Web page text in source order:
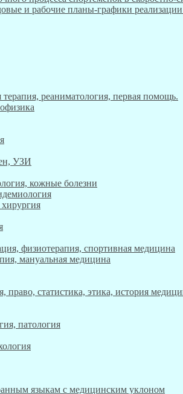
и рабочие планы-графики
реаниматология, первая помощь.
УЗИ
кожные болезни
физиотерапия, спортивная медицина
мануальная медицина
право, статистика, этика, история
патология
языкам с медицинским уклоном